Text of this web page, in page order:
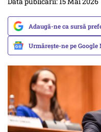
Adaugă-ne ca sursă
Urmărește-ne pe Google